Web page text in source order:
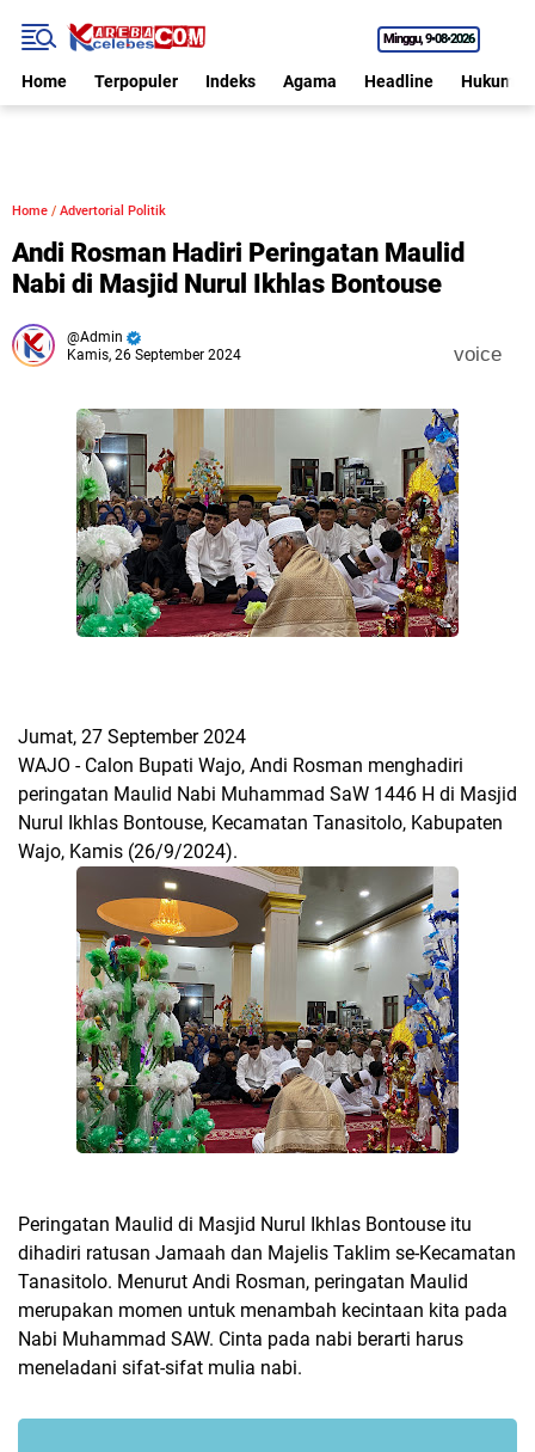
Minggu 9•08•2026
Home Terpopuler Indeks Agama Headline Hukum
Home / Advertorial Politik
Andi Rosman Hadiri Peringatan Maulid
Nabi di Masjid Nurul Ikhlas Bontouse
Admin
Kamis, 26 September 2024
voice
Jumat, 27 September 2024
WAJO - Calon Bupati Wajo, Andi Rosman menghadiri
peringatan Maulid Nabi Muhammad SaW 1446 H di Masjid
Nurul Ikhlas Bontouse, Kecamatan Tanasitolo, Kabupaten
Wajo, Kamis (26/9/2024).
Peringatan Maulid di Masjid Nurul Ikhlas Bontouse itu
dihadiri ratusan Jamaah dan Majelis Taklim se-Kecamatan
Tanasitolo. Menurut Andi Rosman, peringatan Maulid
merupakan momen untuk menambah kecintaan kita pada
Nabi Muhammad SAW. Cinta pada nabi berarti harus
meneladani sifat-sifat mulia nabi.